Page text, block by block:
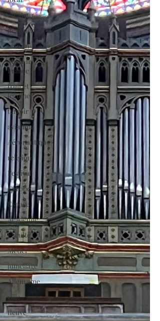
créateur
designer
artisan
Made in
France
fruit et
légume
terroir
aviation
Aéronautique
religion
Festival
Europe
Espace
Académie
Faculté
Métier
jumellage
Allemagne
ville
fleuve